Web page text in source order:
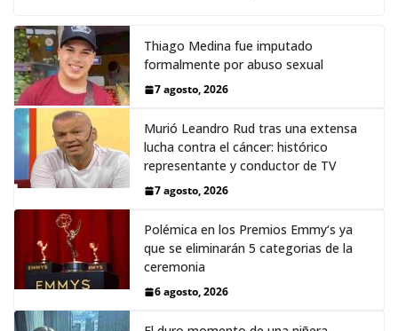
Thiago Medina fue imputado
formalmente por abuso sexual
7 agosto, 2026
Murió Leandro Rud tras una extensa
lucha contra el cáncer: histórico
representante y conductor de TV
7 agosto, 2026
Polémica en los Premios Emmy‘s ya
que se eliminarán 5 categorias de la
ceremonia
6 agosto, 2026